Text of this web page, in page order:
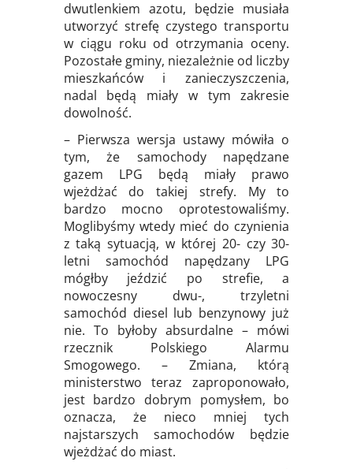
dwutlenkiem azotu, będzie musiała
utworzyć strefę czystego transportu
w ciągu roku od otrzymania oceny.
Pozostałe gminy, niezależnie od liczby
mieszkańców i zanieczyszczenia,
nadal będą miały w tym zakresie
dowolność.
– Pierwsza wersja ustawy mówiła o
tym, że samochody napędzane
gazem LPG będą miały prawo
wjeżdżać do takiej strefy. My to
bardzo mocno oprotestowaliśmy.
Moglibyśmy wtedy mieć do czynienia
z taką sytuacją, w której 20- czy 30-
letni samochód napędzany LPG
mógłby jeździć po strefie, a
nowoczesny dwu-, trzyletni
samochód diesel lub benzynowy już
nie. To byłoby absurdalne – mówi
rzecznik Polskiego Alarmu
Smogowego. – Zmiana, którą
ministerstwo teraz zaproponowało,
jest bardzo dobrym pomysłem, bo
oznacza, że nieco mniej tych
najstarszych samochodów będzie
wjeżdżać do miast.